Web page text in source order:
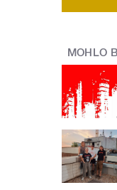
MOHLO